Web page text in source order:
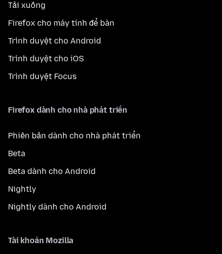
Tải xuống
Firefox cho máy tính để bàn
Trình duyệt cho Android
Trình duyệt cho iOS
Trình duyệt Focus
Firefox dành cho nhà phát triển
Phiên bản dành cho nhà phát triển
Beta
Beta dành cho Android
Nightly
Nightly dành cho Android
Tài khoản Mozilla